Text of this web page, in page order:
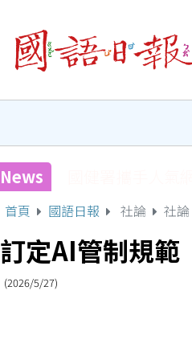
News
首頁 國語日報 社論 社論
訂定AI管制規範
(2026/5/27)